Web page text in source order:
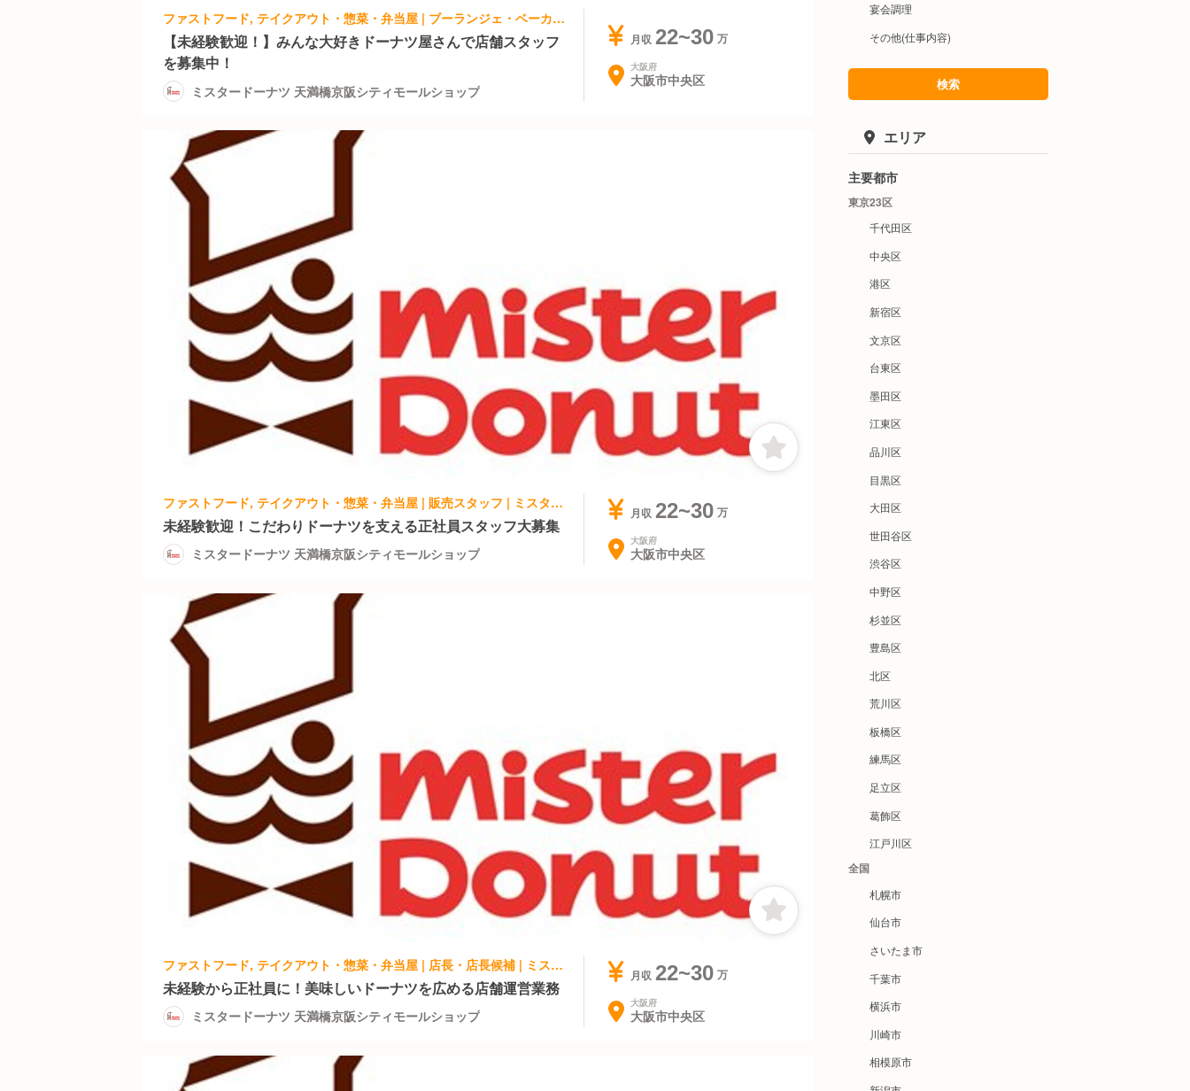
ファストフード, テイクアウト・惣菜・弁当屋 | ブーランジェ・ベーカー | ミスタードーナツ 天満橋京阪シティモールショップ
【未経験歓迎！】みんな大好きドーナツ屋さんで店舗スタッフ
を募集中！
ミスタードーナツ 天満橋京阪シティモールショップ
月収 22~30
大阪府
大阪市中央区
ファストフード, テイクアウト・惣菜・弁当屋 | 販売スタッフ | ミスタードーナツ 天満橋京阪シティモールショップ
未経験歓迎！こだわりドーナツを支える正社員スタッフ大募集
ミスタードーナツ 天満橋京阪シティモールショップ
月収 22~30
大阪府
大阪市中央区
ファストフード, テイクアウト・惣菜・弁当屋 | 店長・店長候補 | ミスタードーナツ 天満橋京阪シティモールショップ
未経験から正社員に！美味しいドーナツを広める店舗運営業務
ミスタードーナツ 天満橋京阪シティモールショップ
月収 22~30
大阪府
大阪市中央区
宴会調理
その他(仕事内容)
検索
エリア
主要都市
東京23区
千代田区
中央区
港区
新宿区
文京区
台東区
墨田区
江東区
品川区
目黒区
大田区
世田谷区
渋谷区
中野区
杉並区
豊島区
北区
荒川区
板橋区
練馬区
足立区
葛飾区
江戸川区
全国
札幌市
仙台市
さいたま市
千葉市
横浜市
川崎市
相模原市